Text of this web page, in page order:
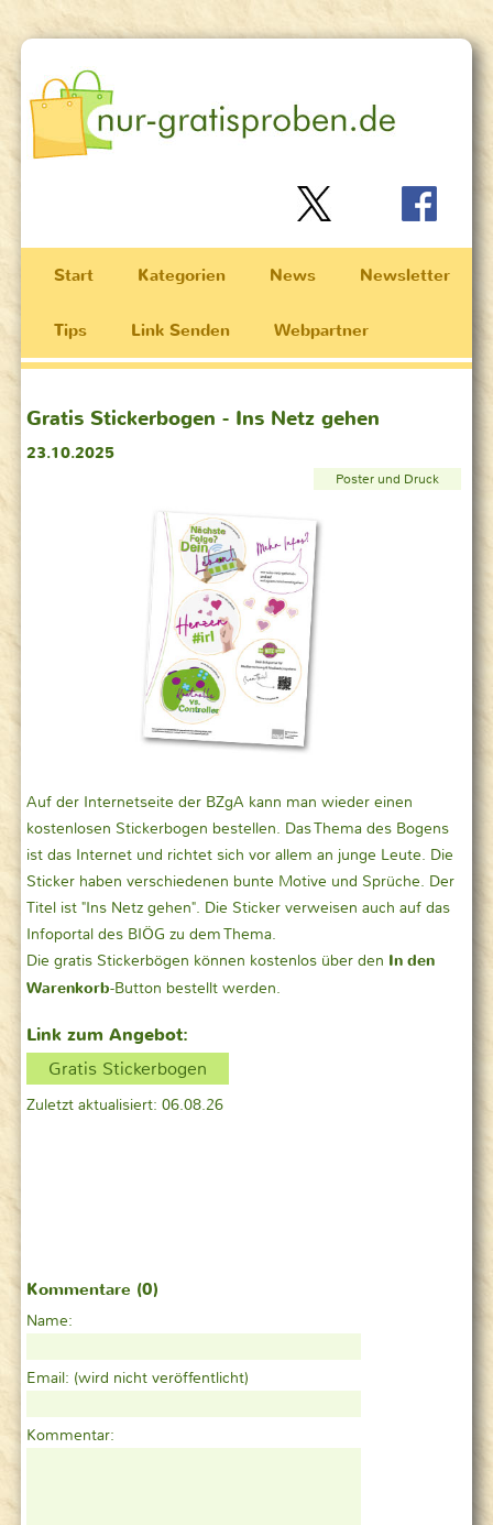
Start Kategorien News Newsletter
Tips Link Senden Webpartner
Gratis Stickerbogen - Ins Netz gehen
23.10.2025
Poster und Druck
Auf der Internetseite der BZgA kann man wieder einen
kostenlosen Stickerbogen bestellen. Das Thema des Bogens
ist das Internet und richtet sich vor allem an junge Leute. Die
Sticker haben verschiedenen bunte Motive und Sprüche. Der
Titel ist "Ins Netz gehen". Die Sticker verweisen auch auf das
Infoportal des BIÖG zu dem Thema.
Die gratis Stickerbögen können kostenlos über den In den
Warenkorb-Button bestellt werden.
Link zum Angebot:
Gratis Stickerbogen
Zuletzt aktualisiert: 06.08.26
Kommentare (0)
Name:
Email: (wird nicht veröffentlicht)
Kommentar: